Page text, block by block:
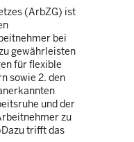
(ArbZG) ist
bei
gewährleisten
für flexible
sowie 2. den
und der
zu
trifft das